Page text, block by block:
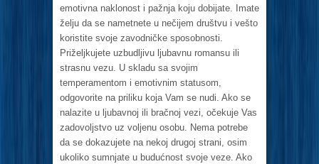
emotivna naklonost i pažnja koju dobijate. Imate
želju da se nametnete u nečijem društvu i vešto
koristite svoje zavodničke sposobnosti.
Priželjkujete uzbudljivu ljubavnu romansu ili
strasnu vezu. U skladu sa svojim
temperamentom i emotivnim statusom,
odgovorite na priliku koja Vam se nudi. Ako se
nalazite u ljubavnoj ili bračnoj vezi, očekuje Vas
zadovoljstvo uz voljenu osobu. Nema potrebe
da se dokazujete na nekoj drugoj strani, osim
ukoliko sumnjate u budućnost svoje veze. Ako